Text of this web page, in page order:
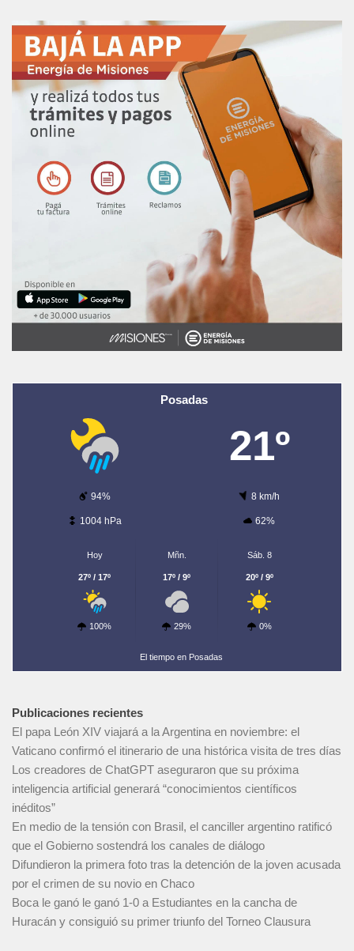
Posadas
21º
94% 8 km/h
1004 hPa 62%
Hoy
27º / 17º
100%
Mñn.
17º / 9º
29%
Sáb. 8
20º / 9º
0%
El tiempo en Posadas
Publicaciones recientes
El papa León XIV viajará a la Argentina en noviembre: el
Vaticano confirmó el itinerario de una histórica visita de tres días
Los creadores de ChatGPT aseguraron que su próxima
inteligencia artificial generará “conocimientos científicos
inéditos”
En medio de la tensión con Brasil, el canciller argentino ratificó
que el Gobierno sostendrá los canales de diálogo
Difundieron la primera foto tras la detención de la joven acusada
por el crimen de su novio en Chaco
Boca le ganó le ganó 1-0 a Estudiantes en la cancha de
Huracán y consiguió su primer triunfo del Torneo Clausura